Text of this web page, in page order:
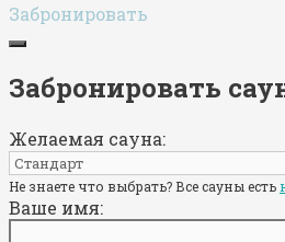
Забронировать
Забронировать
Желаемая сауна:
Не знаете что выбрать? Все сауны есть
Ваше имя: